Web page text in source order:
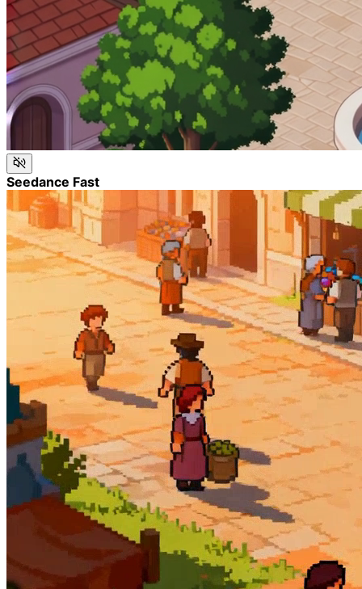
Seedance Fast